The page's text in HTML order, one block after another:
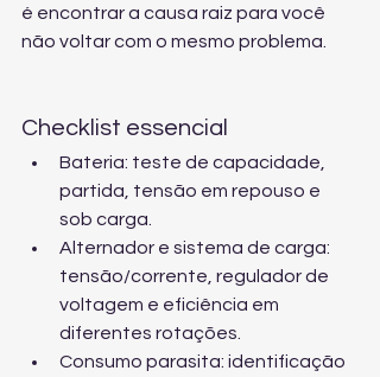
é encontrar a causa raiz para você
não voltar com o mesmo problema.
Checklist essencial
Bateria: teste de capacidade,
partida, tensão em repouso e
sob carga.
Alternador e sistema de carga:
tensão/corrente, regulador de
voltagem e eficiência em
diferentes rotações.
Consumo parasita: identificação